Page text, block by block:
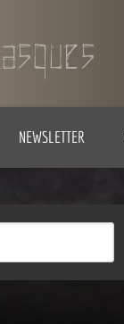
NEWSLETTER